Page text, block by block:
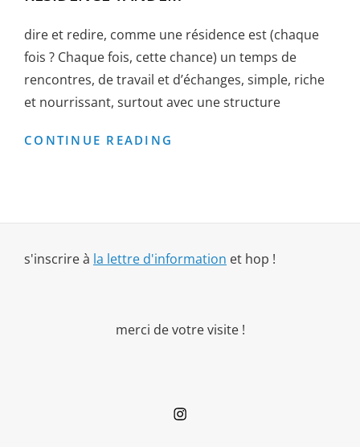
dire et redire, comme une résidence est (chaque
fois ? Chaque fois, cette chance) un temps de
rencontres, de travail et d’échanges, simple, riche
et nourrissant, surtout avec une structure
CONTINUE READING
s'inscrire à la lettre d'information et hop !
merci de votre visite !
Instagram